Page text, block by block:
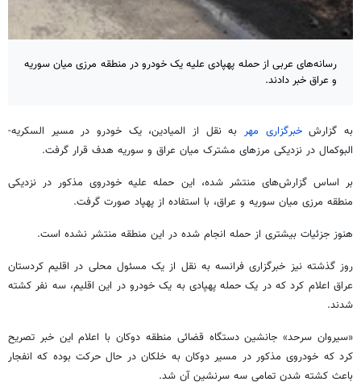
رسانه‌های عربی از حمله پهپادی علیه یک خودرو در منطقه مرزی میان سوریه
و عراق خبر دادند.
به گزارشخبرگزاری مهر به نقل از المیادین، یک خودرو در مسیر السکریه-
البوکمال در نزدیکی مرزهای مشترک میان عراق و سوریه هدف قرار گرفت.
بر اساس گزارش‌های منتشر شده، این حمله علیه خودروی مذکور در نزدیکی
منطقه مرزی میان سوریه و عراق، با استفاده از پهپاد صورت گرفت.
هنوز جزئیات بیشتری از حمله انجام شده در این منطقه منتشر نشده است.
روز گذشته نیز خبرگزاری فرانسه به نقل از یک مسئول محلی در اقلیم کردستان
عراق اعلام کرد که در یک حمله پهپادی به یک خودرو در این اقلیم، سه نفر کشته
شدند.
«سیروان سرحد» جانشین دستگاه قضائی منطقه دوکان با اعلام این خبر تصریح
کرد که خودروی مذکور در مسیر دوکان به خلکان در حال حرکت بوده که انفجار
باعث کشته شدن تمامی سه سرنشین آن شد.